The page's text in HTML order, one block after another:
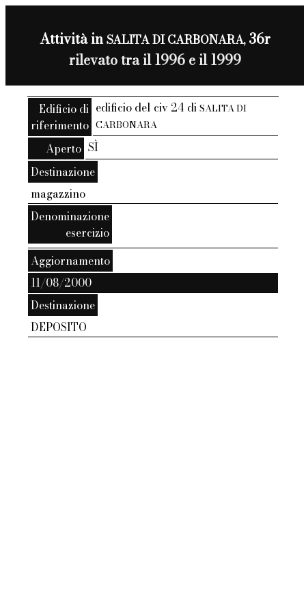
Attività inSALITA DI CARBONARA,36r
rilevato tra il 1996 e il 1999
Edificio di
riferimento
edificio del civ 24 diSALITA DI
CARBONARA
Aperto SÌ
Destinazione
magazzino
Denominazione
esercizio
Aggiornamento
11/08/2000
Destinazione
DEPOSITO